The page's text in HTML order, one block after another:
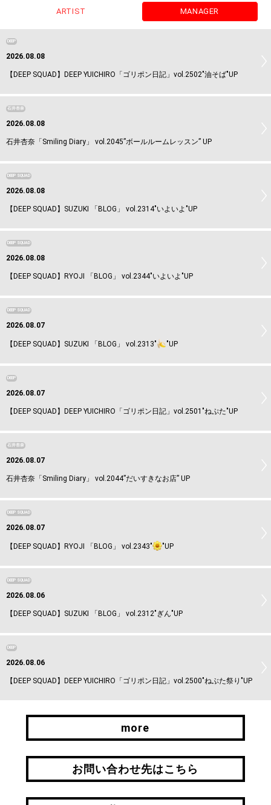
ARTIST MANAGER
DEEP
2026.08.08
【DEEP SQUAD】DEEP YUICHIRO「ゴリポン日記」vol.2502"油そば"UP
石井杏奈
2026.08.08
石井杏奈「Smiling Diary」 vol.2045”ボールルームレッスン” UP
DEEP SQUAD
2026.08.08
【DEEP SQUAD】SUZUKI 「BLOG」 vol.2314"いよいよ"UP
DEEP SQUAD
2026.08.08
【DEEP SQUAD】RYOJI 「BLOG」 vol.2344"いよいよ"UP
DEEP SQUAD
2026.08.07
【DEEP SQUAD】SUZUKI 「BLOG」 vol.2313" "UP
DEEP
2026.08.07
【DEEP SQUAD】DEEP YUICHIRO「ゴリポン日記」vol.2501"ねぷた"UP
石井杏奈
2026.08.07
石井杏奈「Smiling Diary」 vol.2044”だいすきなお店” UP
DEEP SQUAD
2026.08.07
【DEEP SQUAD】RYOJI 「BLOG」 vol.2343" "UP
DEEP SQUAD
2026.08.06
【DEEP SQUAD】SUZUKI 「BLOG」 vol.2312"ぎん"UP
DEEP
2026.08.06
【DEEP SQUAD】DEEP YUICHIRO「ゴリポン日記」vol.2500"ねぶた祭り"UP
more
more
お問い合わせ先はこちら
お問い合わせ先はこちら
引継ぎはこちら